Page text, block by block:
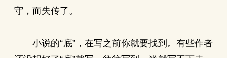
守，而失传了。
小说的“底”，在写之前你就要找到。有些作者